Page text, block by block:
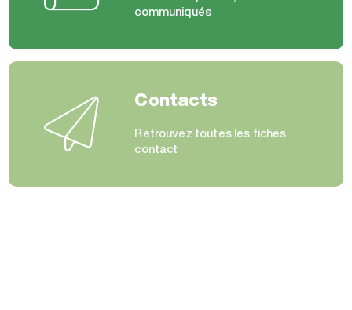
communiqués
Contacts
Retrouvez toutes les fiches
contact